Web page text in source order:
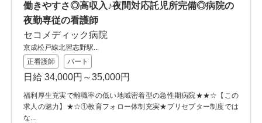
働きやすさ◎高収入♪夜間対応託児所完備◎病院の
夜勤専従の看護師
セコメディック病院
京成松戸線北習志野駅...
正看護師
パート
日給 34,000円～35,000円
福利厚生充実で離職率の低い地域密着型の急性期病院★★☆【この
求人の魅力】★☆①教育フォロー体制充実★プリセプター制度では
な...